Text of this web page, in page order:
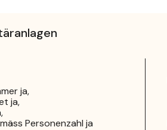
ja,
ja,
Personenzahl ja